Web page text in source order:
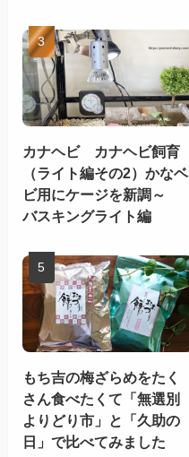
カナヘビ カナヘビ飼育
（ライト編その2）かなベ
ビ用にケージを新調～
バスキングライト編
もち吉の梅ざらめをたく
さん食べたくて「無選別
よりどり市」と「久助の
日」で比べてみました